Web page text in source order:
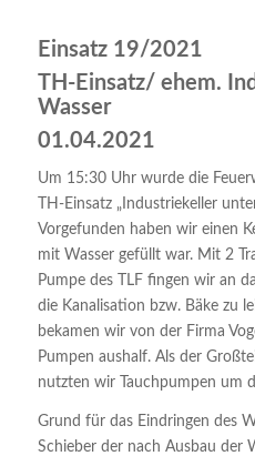
Einsatz 19/2021
TH-Einsatz/ ehem.
Wasser
01.04.2021
Um 15:30 Uhr wurde die
TH-Einsatz „Industriekeller
Vorgefunden haben wir einen
mit Wasser gefüllt war. Mit 2
Pumpe des TLF fingen wir an
die Kanalisation bzw. Bäke zu
bekamen wir von der Firma
Pumpen aushalf. Als der
nutzten wir Tauchpumpen um
Grund für das Eindringen des
Schieber der nach Ausbau der